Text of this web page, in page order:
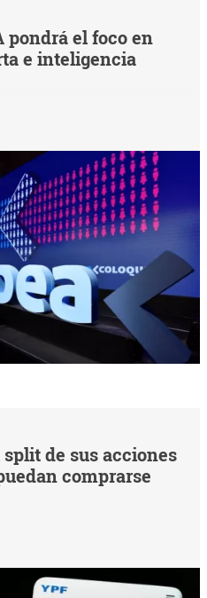
pondrá el foco en
e inteligencia
de sus acciones
comprarse